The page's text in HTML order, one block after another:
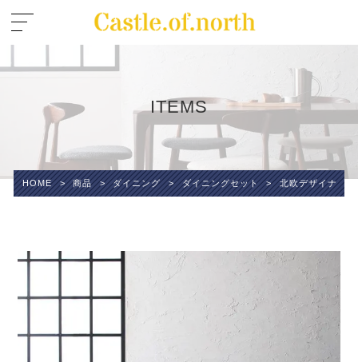
ITEMS
HOME > 商品 > ダイニング > ダイニングセット > 北欧デザイナー